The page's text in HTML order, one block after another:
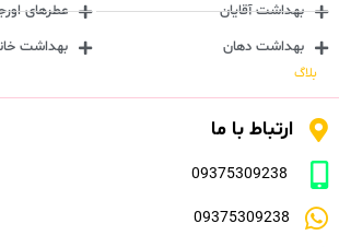
بهداشت آقایان
بهداشت دهان
عطرهای
بهداشت
بلاگ
ارتباط با ما
09375309238
09375309238